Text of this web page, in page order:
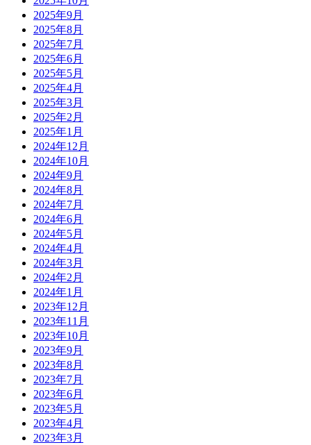
2025年9月
2025年8月
2025年7月
2025年6月
2025年5月
2025年4月
2025年3月
2025年2月
2025年1月
2024年12月
2024年10月
2024年9月
2024年8月
2024年7月
2024年6月
2024年5月
2024年4月
2024年3月
2024年2月
2024年1月
2023年12月
2023年11月
2023年10月
2023年9月
2023年8月
2023年7月
2023年6月
2023年5月
2023年4月
2023年3月